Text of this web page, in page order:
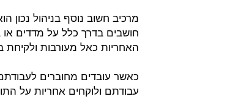
מרכיב חשוב נוסף בניהול
חושבים בדרך כלל על מדדים או
האחריות כאל מעורבות ולקיחת
כאשר עובדים מחוברים
עבודתם ולוקחים אחריות על